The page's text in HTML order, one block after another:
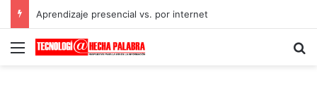
Aprendizaje presencial vs. por internet
Menú